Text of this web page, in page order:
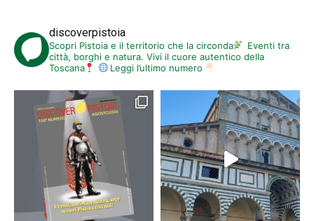
discoverpistoia
Scopri Pistoia e il territorio che la circonda
Eventi tra
città, borghi e natura. Vivi il cuore autentico della
Toscana
Leggi l’ultimo numero